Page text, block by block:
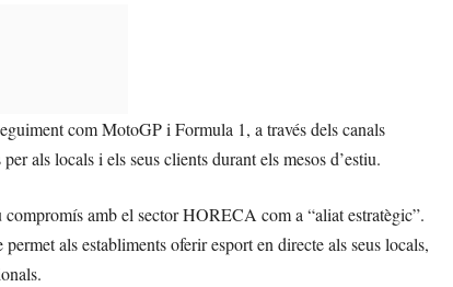
com MotoGP i Formula 1, a través dels canals
als locals i els seus clients durant els mesos d’estiu.
amb el sector HORECA com a “aliat estratègic”.
als establiments oferir esport en directe als seus locals,